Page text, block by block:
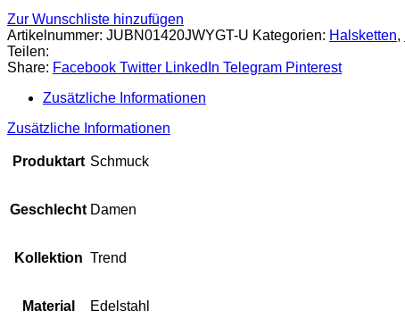
Zur Wunschliste hinzufügen
Artikelnummer: JUBN01420JWYGT-U Kategorien: Halsketten,
Teilen:
Share: Facebook Twitter LinkedIn Telegram Pinterest
Zusätzliche Informationen
Zusätzliche Informationen
Produktart Schmuck
Geschlecht Damen
Kollektion Trend
Material Edelstahl